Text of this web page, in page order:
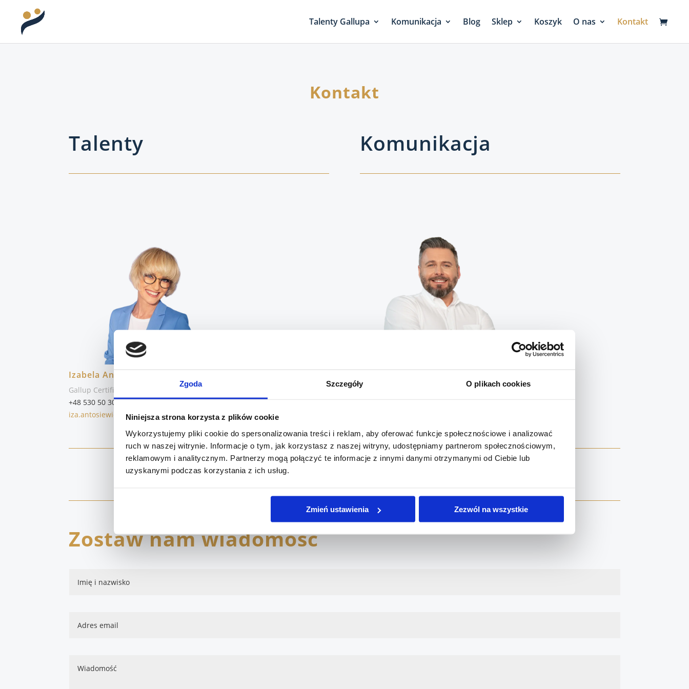
Zgoda Szczegóły O plikach cookies
Niniejsza strona korzysta z plików cookie
Wykorzystujemy pliki cookie do spersonalizowania treści i reklam, aby oferować funkcje społecznościowe i analizować
ruch w naszej witrynie. Informacje o tym, jak korzystasz z naszej witryny, udostępniamy partnerom społecznościowym,
reklamowym i analitycznym. Partnerzy mogą połączyć te informacje z innymi danymi otrzymanymi od Ciebie lub
uzyskanymi podczas korzystania z ich usług.
Zmień ustawienia Zezwól na wszystkie
Talenty Gallupa Komunikacja Blog Sklep Koszyk O nas Kontakt
Kontakt
Talenty
Izabela Antosiewicz
Gallup Certified Strengths Coach
+48 530 50 30 50
iza.antosiewicz@przytulam.pl
Komunikacja
Trener komunikacji empatycznej
Talentify Sp. z o.o.
ul. Cienista 19, 05-077 Warszawa | NIP 9522283326 | KRS 0001233938
Zostaw nam wiadomość